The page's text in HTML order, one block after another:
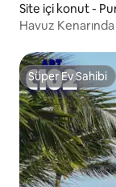
Site içi konut -
Havuz
Süper Ev Sahibi
Süper Ev Sahibi